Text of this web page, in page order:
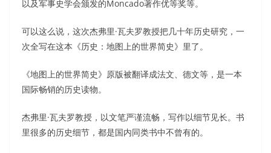
以及军事史学会颁发的Moncado著作优等奖等。
可以这么说，这次杰弗里·瓦夫罗教授把几十年历史研究，一
次全写在这本《历史：地图上的世界简史》里了。
《地图上的世界简史》原版被翻译成法文、德文等，是一本
国际畅销的历史读物。
杰弗里·瓦夫罗教授，以文笔严谨流畅，写作以细节见长。书
里很多的历史细节，都是国内同类书中不曾有的。